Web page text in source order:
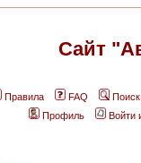
Сайт
Правила FAQ
Поиск
Профиль
Войти